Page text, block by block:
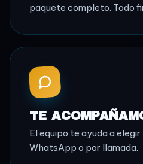
paquete completo. Todo
TE
El equipo te ayuda a
WhatsApp o por llamada.